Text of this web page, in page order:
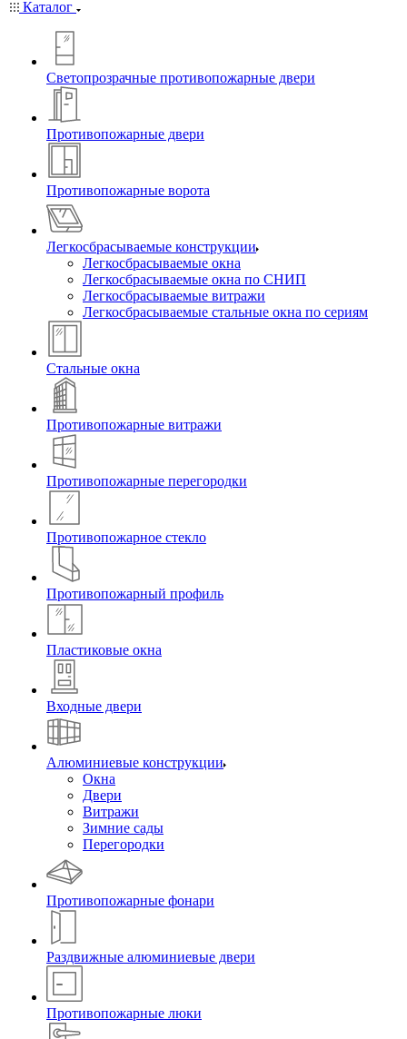
Каталог
Светопрозрачные противопожарные двери
Противопожарные двери
Противопожарные ворота
Легкосбрасываемые конструкции
Легкосбрасываемые окна
Легкосбрасываемые окна по СНИП
Легкосбрасываемые витражи
Легкосбрасываемые стальные окна по сериям
Стальные окна
Противопожарные витражи
Противопожарные перегородки
Противопожарное стекло
Противопожарный профиль
Пластиковые окна
Входные двери
Алюминиевые конструкции
Окна
Двери
Витражи
Зимние сады
Перегородки
Противопожарные фонари
Раздвижные алюминиевые двери
Противопожарные люки